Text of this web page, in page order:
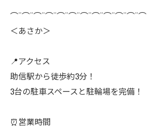
⌒¨⌒¨⌒¨⌒¨⌒¨⌒¨⌒¨⌒¨⌒¨⌒¨⌒¨⌒
＜あさか＞
📍アクセス
助信駅から徒歩約3分！
3台の駐車スペースと駐輪場を完備！
⏰営業時間